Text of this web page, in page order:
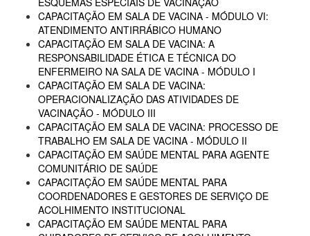
CAPACITAÇÃO EM SALA DE VACINA - MÓDULO VI:
ATENDIMENTO ANTIRRÁBICO HUMANO
CAPACITAÇÃO EM SALA DE VACINA: A
RESPONSABILIDADE ÉTICA E TÉCNICA DO
ENFERMEIRO NA SALA DE VACINA - MÓDULO I
CAPACITAÇÃO EM SALA DE VACINA:
OPERACIONALIZAÇÃO DAS ATIVIDADES DE
VACINAÇÃO - MÓDULO III
CAPACITAÇÃO EM SALA DE VACINA: PROCESSO DE
TRABALHO EM SALA DE VACINA - MÓDULO II
CAPACITAÇÃO EM SAÚDE MENTAL PARA AGENTE
COMUNITÁRIO DE SAÚDE
CAPACITAÇÃO EM SAÚDE MENTAL PARA
COORDENADORES E GESTORES DE SERVIÇO DE
ACOLHIMENTO INSTITUCIONAL
CAPACITAÇÃO EM SAÚDE MENTAL PARA